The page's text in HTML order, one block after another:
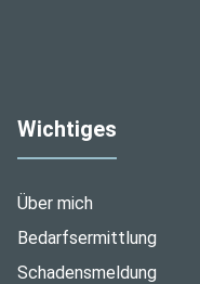
Wichtiges
Über mich
Bedarfsermittlung
Schadensmeldung